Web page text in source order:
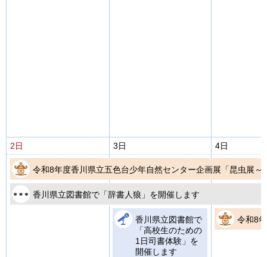
2日 3日 4日
令和8年度香川県立五色台少年自然センター企画展「昆虫展
香川県立図書館で「辞書人狼」を開催します
香川県立図書館で
「高校生のための
1日司書体験」を
開催します
令和8